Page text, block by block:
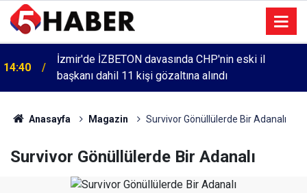
İzmir'de İZBETON davasında CHP'nin eski il
başkanı dahil 11 kişi gözaltına alındı
13:55
Cumartesi anneleri 1083. haftada Mehmet Özdemir
için adalet aradı
Anasayfa Magazin Survivor Gönüllülerde Bir Adanalı
Survivor Gönüllülerde Bir Adanalı